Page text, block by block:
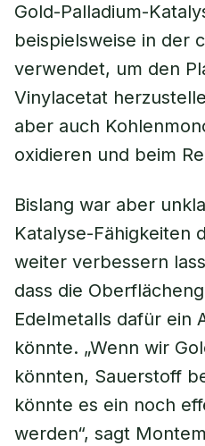
Gold-Palladium-
beispielsweise in der
verwendet, um den
Vinylacetat
aber auch
oxidieren und beim
Bislang war aber
Katalyse-Fähigkeiten
weiter verbessern
dass die
Edelmetalls dafür ein
könnte. „Wenn wir
könnten, Sauerstoff
könnte es ein noch
werden“, sagt